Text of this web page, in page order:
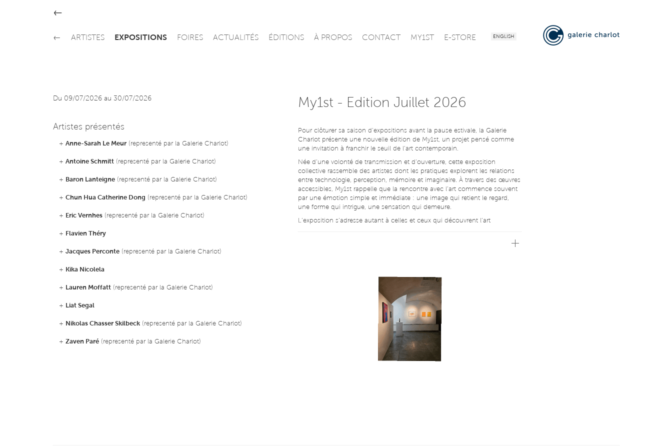
←
← ARTISTES EXPOSITIONS FOIRES ACTUALITÉS ÉDITIONS À PROPOS CONTACT MY1ST E-STORE ENGLISH
Du 09/07/2026 au 30/07/2026
Artistes présentés
+ Anne-Sarah Le Meur(representé par la Galerie Charlot)
+ Antoine Schmitt(representé par la Galerie Charlot)
+ Baron Lanteigne(representé par la Galerie Charlot)
+ Chun Hua Catherine Dong (representé par la Galerie Charlot)
+ Eric Vernhes(representé par la Galerie Charlot)
+ Flavien Théry
+ Jacques Perconte(representé par la Galerie Charlot)
+ Kika Nicolela
+ Lauren Moffatt(representé par la Galerie Charlot)
+ Liat Segal
+ Nikolas Chasser Skilbeck(representé par la Galerie Charlot)
+ Zaven Paré(representé par la Galerie Charlot)
My1st - Edition Juillet 2026
Pour clôturer sa saison d’expositions avant la pause estivale, la Galerie
Charlot présente une nouvelle édition de My1st, un projet pensé comme
une invitation à franchir le seuil de l’art contemporain.
Née d’une volonté de transmission et d’ouverture, cette exposition
collective rassemble des artistes dont les pratiques explorent les relations
entre technologie, perception, mémoire et imaginaire. À travers des œuvres
accessibles, My1st rappelle que la rencontre avec l’art commence souvent
par une émotion simple et immédiate : une image qui retient le regard,
une forme qui intrigue, une sensation qui demeure.
L’exposition s’adresse autant à celles et ceux qui découvrent l’art
l’acquisition d’une œuvre ne constitue pas l’aboutissement d’un parcours,
Fidèle à cette démarche, My1st réunit une sélection d’œuvres proposées à
des conditions permettant de rendre le collectionnisme plus accessible. En
levant certaines barrières souvent associées au monde de l’art, l’exposition
affirme qu’une œuvre peut être regardée, comprise, aimée et collectionnée
sans prérequis, simplement parce qu’elle résonne avec une sensibilité.
Cette édition rassemble les œuvres de plusieurs artistes. Leurs pratiques, à
la croisée des médias numériques, de l’expérimentation visuelle et de la
réflexion contemporaine, composent un parcours où se mêlent
innovation, poésie et expérience sensible.